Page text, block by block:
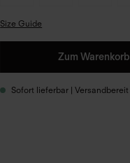
Size Guide
Zum
Sofort lieferbar |